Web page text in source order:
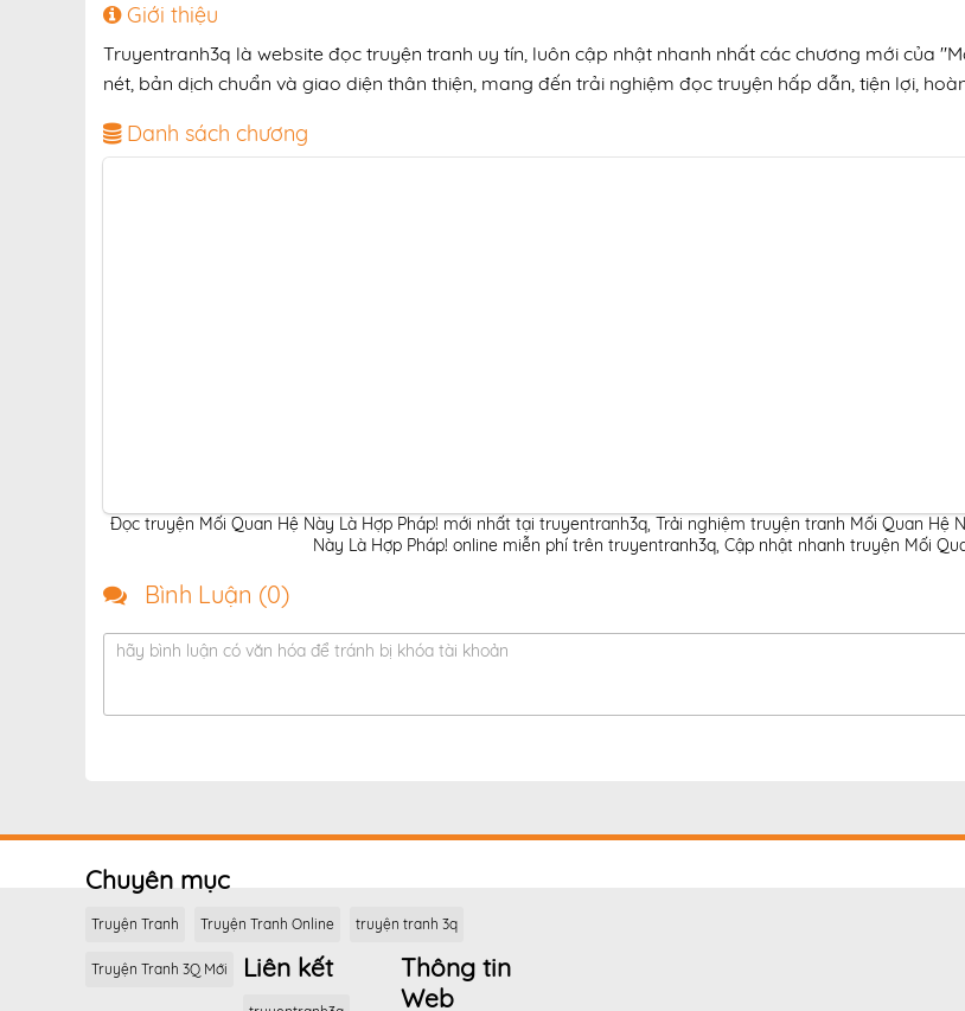
Giới thiệu
Truyentranh3q là website đọc truyện tranh uy tín, luôn cập nhật nhanh nhất các chương mới của
nét, bản dịch chuẩn và giao diện thân thiện, mang đến trải nghiệm đọc truyện hấp dẫn, tiện lợi,
Danh sách chương
Đọc truyện Mối Quan Hệ Này Là Hợp Pháp! mới nhất tại truyentranh3q, Trải nghiệm truyện tranh Mối Quan Hệ
Này Là Hợp Pháp! online miễn phí trên truyentranh3q, Cập nhật nhanh truyện Mối
Bình Luận (0)
hãy bình luận có văn hóa để tránh bị khóa tài khoản
Chuyên mục
Truyện Tranh Truyện Tranh Online truyện tranh 3q
Truyện Tranh 3Q Mới Liên kết
Thông tin
Web